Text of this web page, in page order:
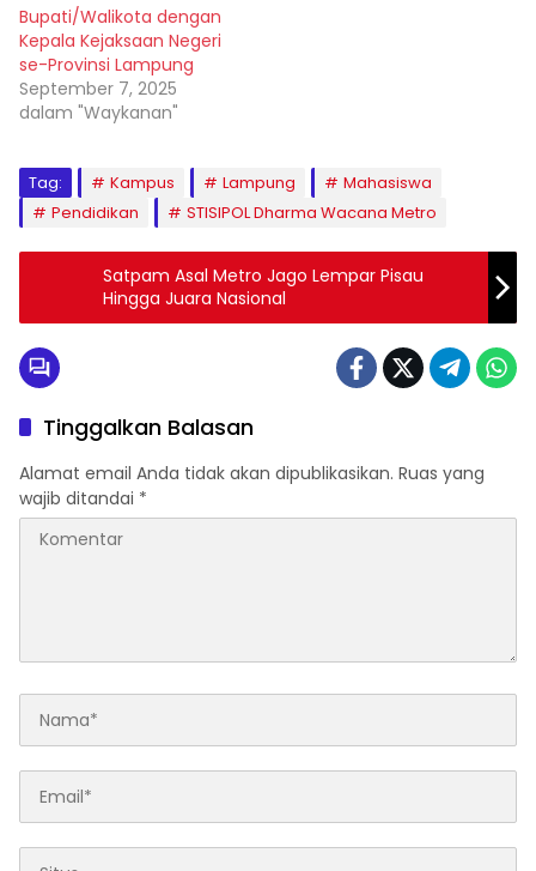
Bupati/Walikota dengan
Kepala Kejaksaan Negeri
se-Provinsi Lampung
September 7, 2025
dalam "Waykanan"
Tag: Kampus Lampung
Mahasiswa
Pendidikan
STISIPOL Dharma Wacana Metro
Satpam Asal Metro Jago Lempar Pisau
Hingga Juara Nasional
Tinggalkan Balasan
Alamat email Anda tidak akan dipublikasikan. Ruas yang
wajib ditandai *